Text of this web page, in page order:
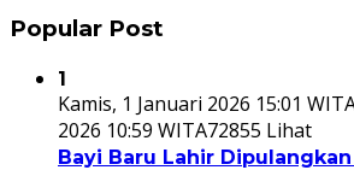
Popular Post
1
Kamis, 1 Januari 2026 15:01
2026 10:59 WITA72855 Lihat
Bayi Baru Lahir